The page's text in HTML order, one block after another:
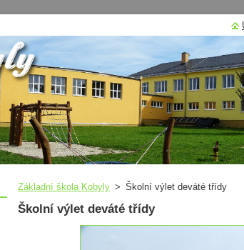
Základní škola Kobyly > Školní výlet deváté třídy
Školní výlet deváté třídy